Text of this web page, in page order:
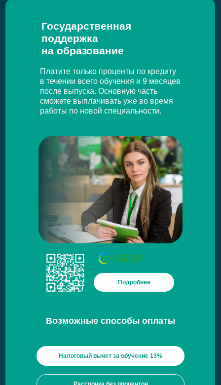
Государственная
поддержка
на образование
Платите только проценты по кредиту
в течении всего обучения и 9 месяцев
после выпуска. Основную часть
сможете выплачивать уже во время
работы по новой специальности.
Подробнее
Возможные способы оплаты
Налоговый вычет за обучение 13%